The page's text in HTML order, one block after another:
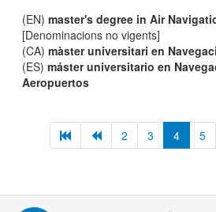
(EN)master's degree in Air
[Denominacions no vigents]
(CA)màster universitari en
(ES)máster universitario en
Aeropuertos
2 3 4 5